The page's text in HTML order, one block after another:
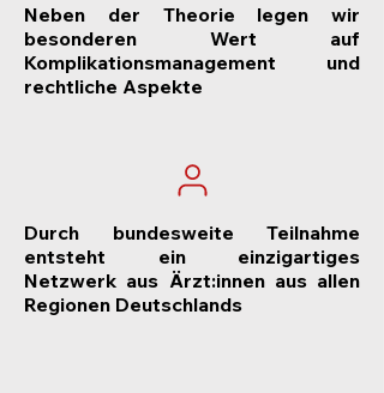
Neben der Theorie legen wir
besonderen Wert auf
Komplikationsmanagement und
rechtliche Aspekte
Durch bundesweite Teilnahme
entsteht ein einzigartiges
Netzwerk aus Ärzt:innen aus allen
Regionen Deutschlands